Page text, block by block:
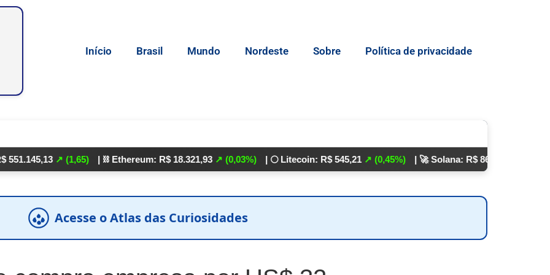
Início Brasil Mundo Nordeste Sobre Política de privacidade
↗ (1,65) | ⛓️ Ethereum: R$ 18.321,93 ↗ (0,03%) | 🌕 Litecoin: R$ 545,21↗ (0,45%) | 🚀 Solana: R$ 862,24↘ (0,01%)
Acesse o Atlas das Curiosidades